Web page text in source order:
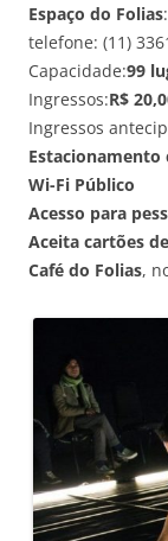
Espaço do Folias
telefone: (11)
Capacidade:99
Ingressos:R$
Ingressos
Estacionamento
Wi-Fi Público
Acesso para
Aceita cartões
Café do Folias,